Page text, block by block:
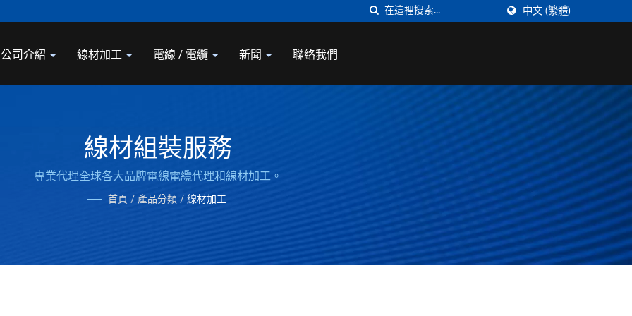
中文 (繁體)
公司介紹 線材加工 電線 / 電纜 新聞 聯絡我們
線材組裝服務
專業代理全球各大品牌電線電纜代理和線材加工。
首頁 / 產品分類 / 線材加工